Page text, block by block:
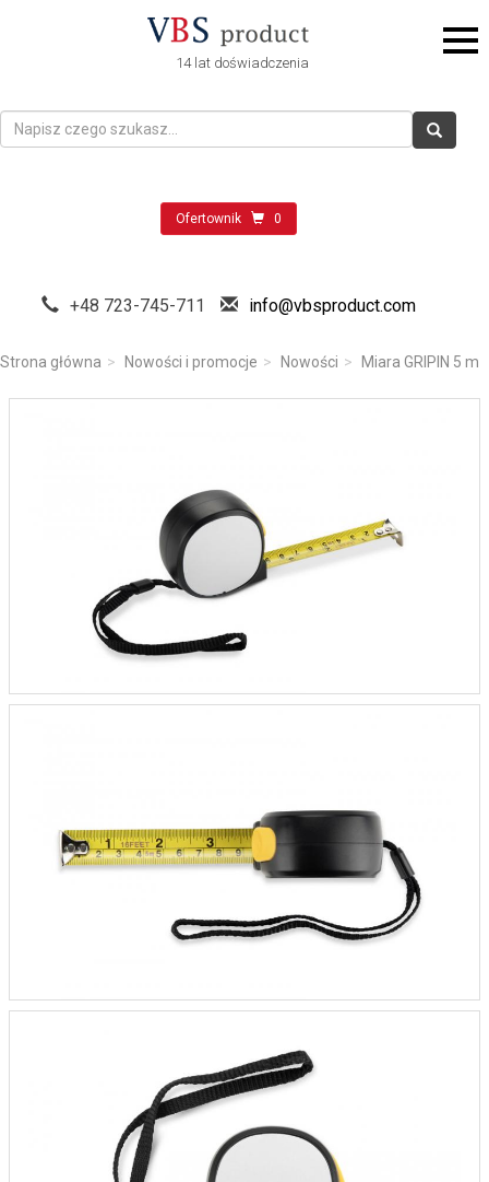
14 lat doświadczenia
Ofertownik 0
+48 723-745-711 info@vbsproduct.com
Strona główna Nowości i promocje Nowości Miara GRIPIN 5 m